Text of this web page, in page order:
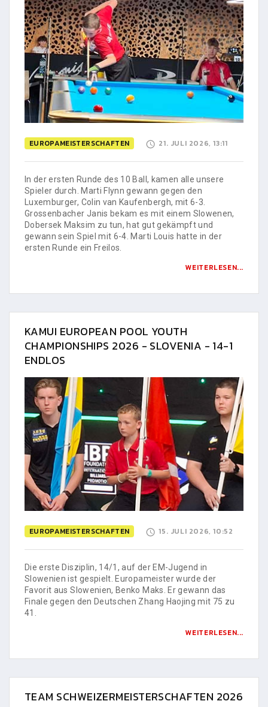
EUROPAMEISTERSCHAFTEN 21. JULI 2026, 13:11
In der ersten Runde des 10 Ball, kamen alle unsere
Spieler durch. Marti Flynn gewann gegen den
Luxemburger, Colin van Kaufenbergh, mit 6-3.
Grossenbacher Janis bekam es mit einem Slowenen,
Dobersek Maksim zu tun, hat gut gekämpft und
gewann sein Spiel mit 6-4. Marti Louis hatte in der
ersten Runde ein Freilos.
WEITERLESEN...
KAMUI EUROPEAN POOL YOUTH
CHAMPIONSHIPS 2026 - SLOVENIA - 14-1
ENDLOS
EUROPAMEISTERSCHAFTEN 15. JULI 2026, 10:52
Die erste Disziplin, 14/1, auf der EM-Jugend in
Slowenien ist gespielt. Europameister wurde der
Favorit aus Slowenien, Benko Maks. Er gewann das
Finale gegen den Deutschen Zhang Haojing mit 75 zu
41.
WEITERLESEN...
TEAM SCHWEIZERMEISTERSCHAFTEN 2026